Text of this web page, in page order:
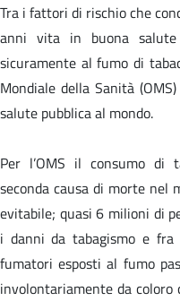
Tra i fattori di rischio che
anni vita in buona
sicuramente al fumo di
Mondiale della Sanità
salute pubblica al mondo.
Per l’OMS il consumo di
seconda causa di morte nel
evitabile; quasi 6 milioni di
i danni da tabagismo e
fumatori esposti al fumo
involontariamente da